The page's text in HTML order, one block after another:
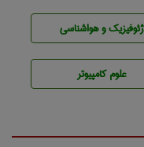
ژئوفيزيك و هواشناسی
علوم کامپیوتر